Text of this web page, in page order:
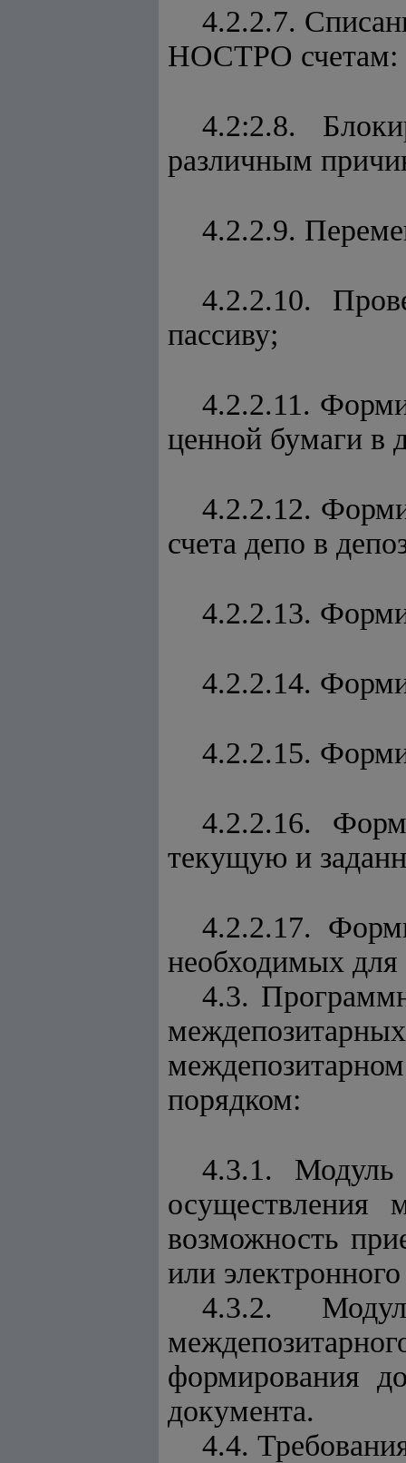
4.2.2.7.
НОСТРО счетам:
4.2:2.8.
различным
4.2.2.9.
4.2.2.10.
пассиву;
4.2.2.11.
ценной бумаги в
4.2.2.12.
счета депо в
4.2.2.13.
4.2.2.14.
4.2.2.15.
4.2.2.16.
текущую и
4.2.2.17. Ф
необходимых для
4.3.
порядком:
4.3.1.
осуществления
возможность
или
4.3.2.
формирования
документа.
4.4.